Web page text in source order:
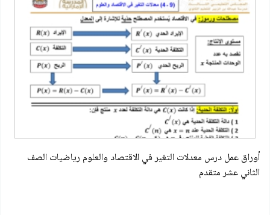
أوراق عمل درس معدلات التغير في الاقتصاد والعلوم رياضيات الصف
الثاني عشر متقدم